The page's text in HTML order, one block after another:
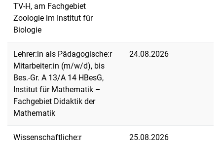
TV-H, am Fachgebiet
Zoologie im Institut für
Biologie
Lehrer:in als Pädagogische:r
Mitarbeiter:in (m/w/d), bis
Bes.-Gr. A 13/A 14 HBesG,
Institut für Mathematik –
Fachgebiet Didaktik der
Mathematik
24.08.2026
Wissenschaftliche:r
25.08.2026